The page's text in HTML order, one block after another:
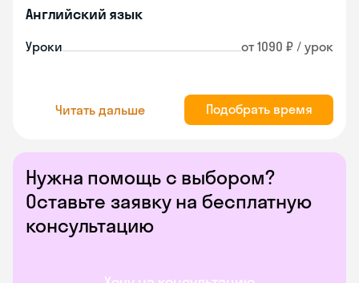
Нужна помощь с выбором?
Оставьте заявку на бесплатную
консультацию
Английский язык
Уроки от 1090 ₽ / урок
Читать дальше Подобрать время